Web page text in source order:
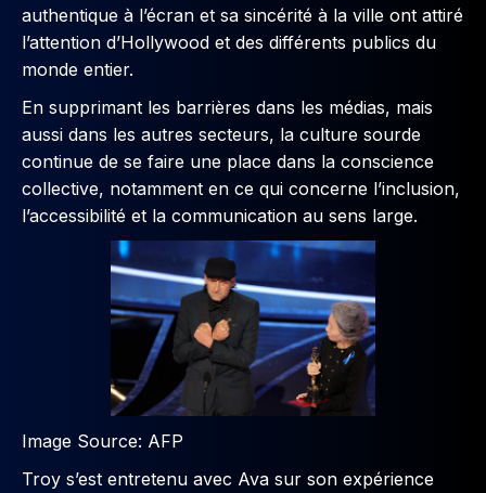
authentique à l’écran et sa sincérité à la ville ont attiré
l’attention d’Hollywood et des différents publics du
monde entier.
En supprimant les barrières dans les médias, mais
aussi dans les autres secteurs, la culture sourde
continue de se faire une place dans la conscience
collective, notamment en ce qui concerne l’inclusion,
l’accessibilité et la communication au sens large.
Image Source: AFP
Troy s’est entretenu avec Ava sur son expérience